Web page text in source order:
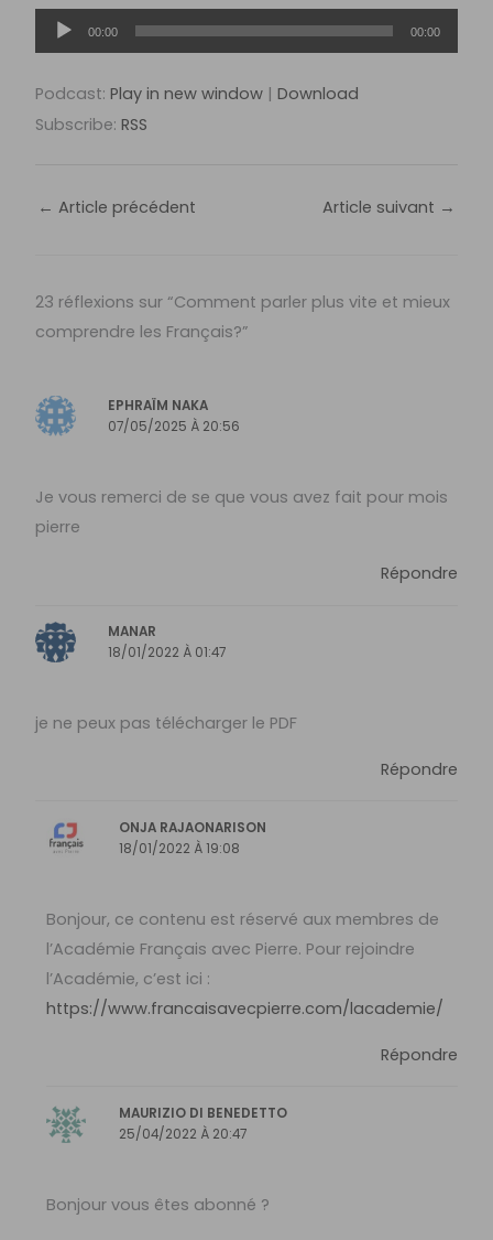
Lecteur
audio
00:00 00:00
Podcast:Play in new window |Download
Subscribe:RSS
← Article précédent Article suivant →
23 réflexions sur “Comment parler plus vite et mieux
comprendre les Français?”
EPHRAÏM NAKA
07/05/2025 À 20:56
Je vous remerci de se que vous avez fait pour mois
pierre
Répondre
MANAR
18/01/2022 À 01:47
je ne peux pas télécharger le PDF
Répondre
ONJA RAJAONARISON
18/01/2022 À 19:08
Bonjour, ce contenu est réservé aux membres de
l’Académie Français avec Pierre. Pour rejoindre
l’Académie, c’est ici :
https://www.francaisavecpierre.com/lacademie/
Répondre
MAURIZIO DI BENEDETTO
25/04/2022 À 20:47
Bonjour vous êtes abonné ?